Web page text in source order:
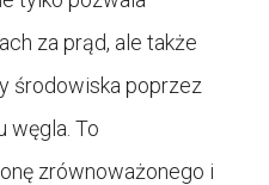
za prąd, ale także
środowiska poprzez
węgla. To
zrównoważonego i